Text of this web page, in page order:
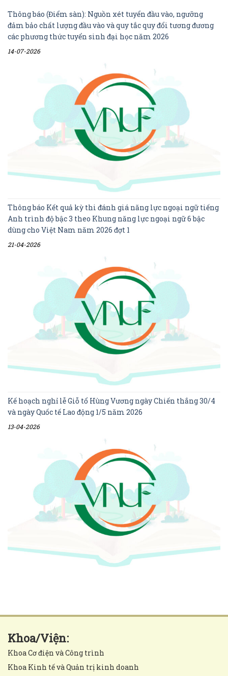
Thông báo (Điểm sàn): Nguồn xét tuyển đầu vào, ngưỡng
đảm bảo chất lượng đầu vào và quy tắc quy đổi tương đương
các phương thức tuyển sinh đại học năm 2026
14-07-2026
Thông báo Kết quả kỳ thi đánh giá năng lực ngoại ngữ tiếng
Anh trình độ bậc 3 theo Khung năng lực ngoại ngữ 6 bậc
dùng cho Việt Nam năm 2026 đợt 1
21-04-2026
Kế hoạch nghỉ lễ Giỗ tổ Hùng Vương ngày Chiến thắng 30/4
và ngày Quốc tế Lao động 1/5 năm 2026
13-04-2026
Khoa/Viện:
Khoa Cơ điện và Công trình
Khoa Kinh tế và Quản trị kinh doanh